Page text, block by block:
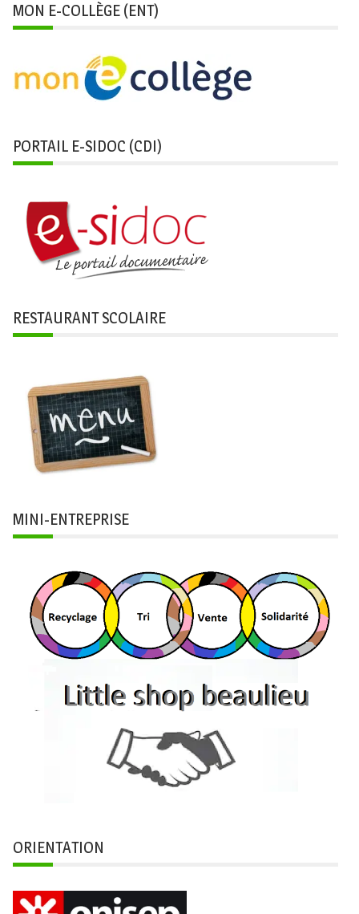
MON E-COLLÈGE (ENT)
PORTAIL E-SIDOC (CDI)
RESTAURANT SCOLAIRE
MINI-ENTREPRISE
ORIENTATION